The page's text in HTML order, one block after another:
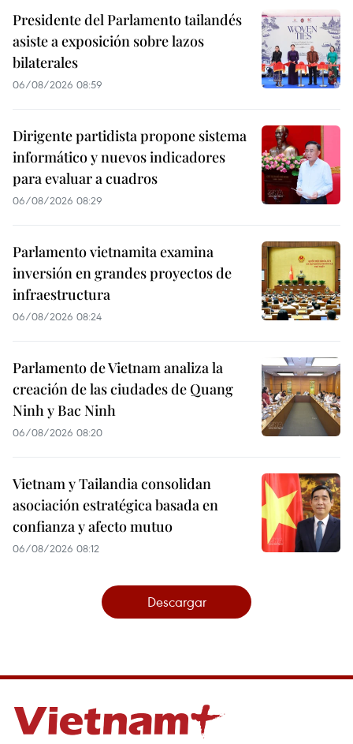
Presidente del Parlamento tailandés
asiste a exposición sobre lazos
bilaterales
06/08/2026 08:59
Dirigente partidista propone sistema
informático y nuevos indicadores
para evaluar a cuadros
06/08/2026 08:29
Parlamento vietnamita examina
inversión en grandes proyectos de
infraestructura
06/08/2026 08:24
Parlamento de Vietnam analiza la
creación de las ciudades de Quang
Ninh y Bac Ninh
06/08/2026 08:20
Vietnam y Tailandia consolidan
asociación estratégica basada en
confianza y afecto mutuo
06/08/2026 08:12
Descargar